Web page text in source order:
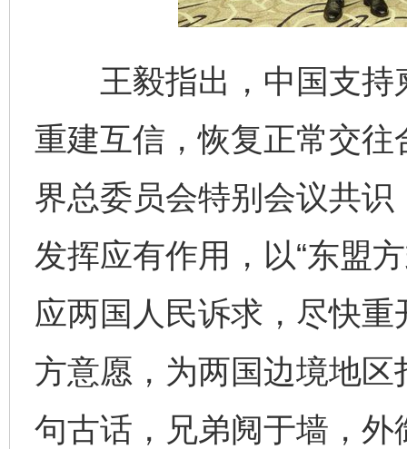
王毅指出，中国支持
重建互信，恢复正常交
界总委员会特别会议共
发挥应有作用，以“东盟
应两国人民诉求，尽快
方意愿，为两国边境地
句古话，兄弟阋于墙，